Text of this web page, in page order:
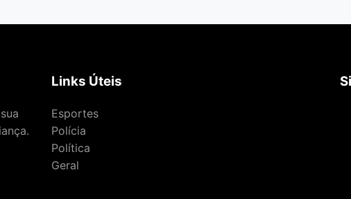
Links Úteis
Esportes
Polícia
Política
Geral